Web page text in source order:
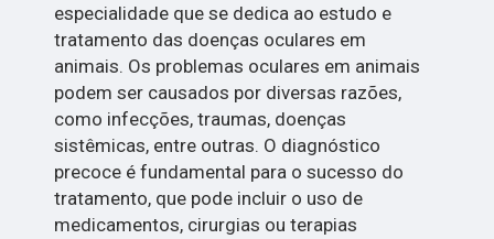
especialidade que se dedica ao estudo e
tratamento das doenças oculares em
animais. Os problemas oculares em animais
podem ser causados por diversas razões,
como infecções, traumas, doenças
sistêmicas, entre outras. O diagnóstico
precoce é fundamental para o sucesso do
tratamento, que pode incluir o uso de
medicamentos, cirurgias ou terapias